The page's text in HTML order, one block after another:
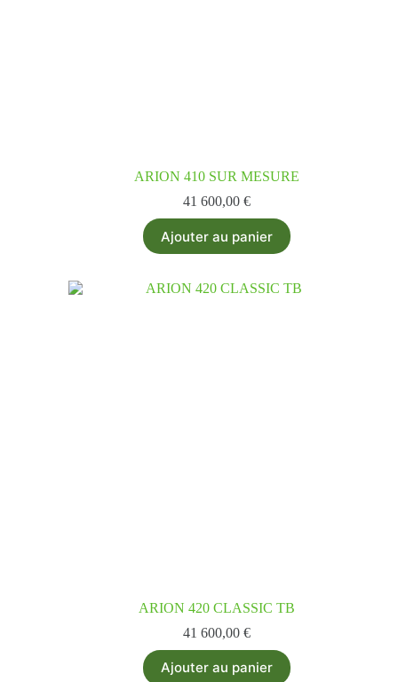
ARION 410 SUR MESURE
41 600,00 €
Ajouter au panier
ARION 420 CLASSIC TB
41 600,00 €
Ajouter au panier